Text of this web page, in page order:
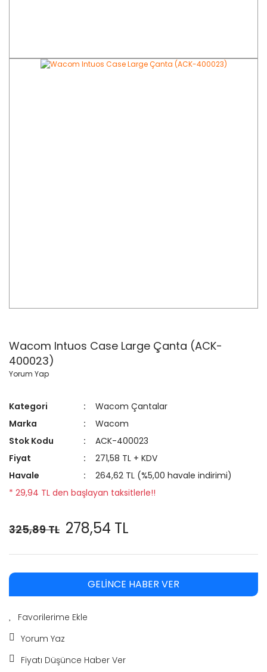
Wacom Intuos Case Large Çanta (ACK-
400023)
Yorum Yap
Kategori
Wacom Çantalar
Marka
Wacom
Stok Kodu
ACK-400023
Fiyat
271,58 TL + KDV
Havale
264,62 TL (%5,00 havale indirimi)
* 29,94 TL den başlayan taksitlerle!!
325,89 TL 278,54 TL
GELİNCE HABER VER
Yorum Yaz
Fiyatı Düşünce Haber Ver